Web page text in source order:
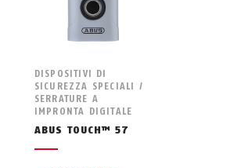
DISPOSITIVI DI
SICUREZZA SPECIALI /
SERRATURE A
IMPRONTA DIGITALE
ABUS TOUCH™ 57